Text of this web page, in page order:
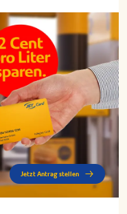
Jetzt Antrag stellen